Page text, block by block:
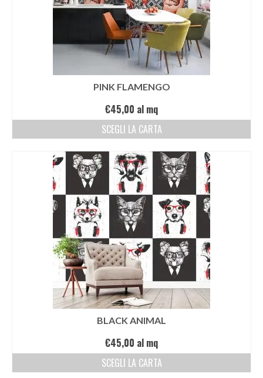
PINK FLAMENGO
€45,00 al mq
SCEGLI LA CARTA
BLACK ANIMAL
€45,00 al mq
SCEGLI LA CARTA